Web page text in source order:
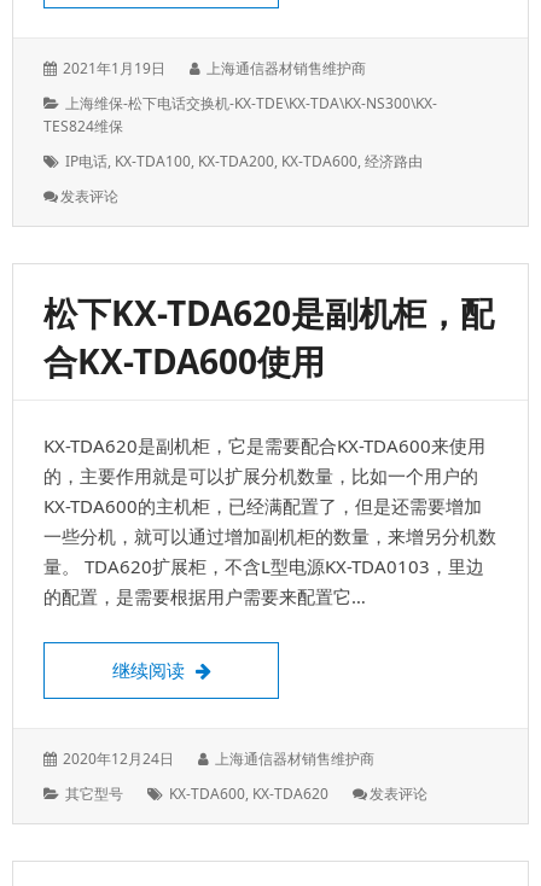
发
于：
2021年1月19日
作
上海通信器材销售维护商
分
类：
上海维保-松下电话交换机-KX-TDE\KX-TDA\KX-NS300\KX-
TES824维保
标
IP电话, KX-TDA100, KX-TDA200, KX-TDA600,经济路由
发表评论: 打
打
出
去
了，
可
IP
电
关
闭
了；
松下KX-TDA620是副机柜，配
合KX-TDA600使用
KX-TDA620是副机柜，它是需要配合KX-TDA600来使用
的，主要作用就是可以扩展分机数量，比如一个用户的
KX-TDA600的主机柜，已经满配置了，但是还需要增加
一些分机，就可以通过增加副机柜的数量，来增另分机数
量。 TDA620扩展柜，不含L型电源KX-TDA0103，里边
的配置，是需要根据用户需要来配置它…
继续阅读 松下KX-TDA620是副机柜，配合KX-
发
于：
2020年12月24日
作
上海通信器材销售维护商
分
其它型号
标
KX-TDA600, KX-TDA620 发表评论: 松
TDA620